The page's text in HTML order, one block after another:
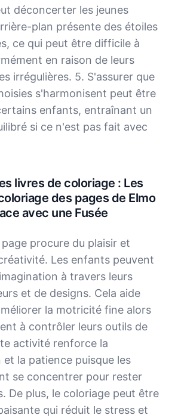
déconcerter les jeunes
plan présente des étoiles
ce qui peut être difficile à
en raison de leurs
irrégulières. 5. S'assurer que
s'harmonisent peut être
enfants, entraînant un
si ce n'est pas fait avec
livres de coloriage : Les
des pages de Elmo
avec une Fusée
procure du plaisir et
Les enfants peuvent
à travers leurs
et de designs. Cela aide
la motricité fine alors
à contrôler leurs outils de
activité renforce la
la patience puisque les
se concentrer pour rester
De plus, le coloriage peut être
qui réduit le stress et